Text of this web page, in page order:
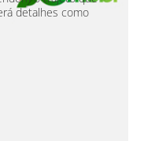
detalhes como